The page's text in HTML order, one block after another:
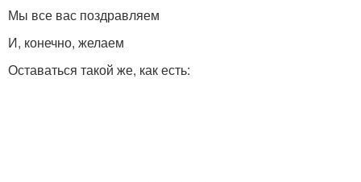
Мы все вас поздравляем
И, конечно, желаем
Оставаться такой же, как есть: